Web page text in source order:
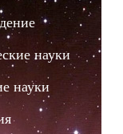
науки
науки